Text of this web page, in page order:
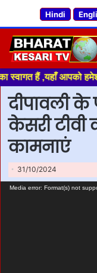
Hindi
हैं ,यहाँ आपको हमेशा
दीपावली
केसरी टीवी
कामनाएं
31/10/2024
Media error: Format(s) not